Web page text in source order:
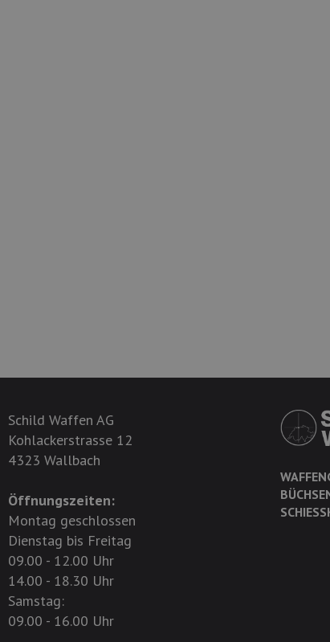
Schild Waffen AG
Kohlackerstrasse 12
4323 Wallbach
Öffnungszeiten:
Montag geschlossen
Dienstag bis Freitag
09.00 - 12.00 Uhr
14.00 - 18.30 Uhr
Samstag:
09.00 - 16.00 Uhr